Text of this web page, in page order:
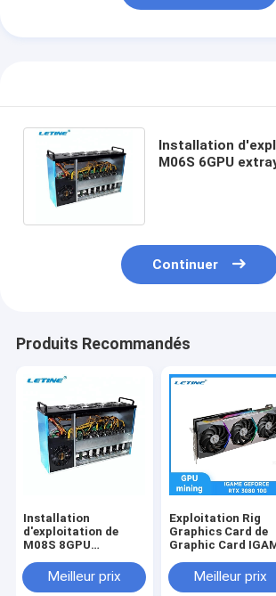
Installation
M06S 6GPU
Continuer
Produits Recommandés
Installation
d'exploitation de
M08S 8GPU
extraction 8gpu de
pièce de monnaie du
Meilleur prix
Exploitation Rig
Graphics Card de
Graphic Card
10G ZEC LTC etc.
mineur de LETINE
Meilleur prix